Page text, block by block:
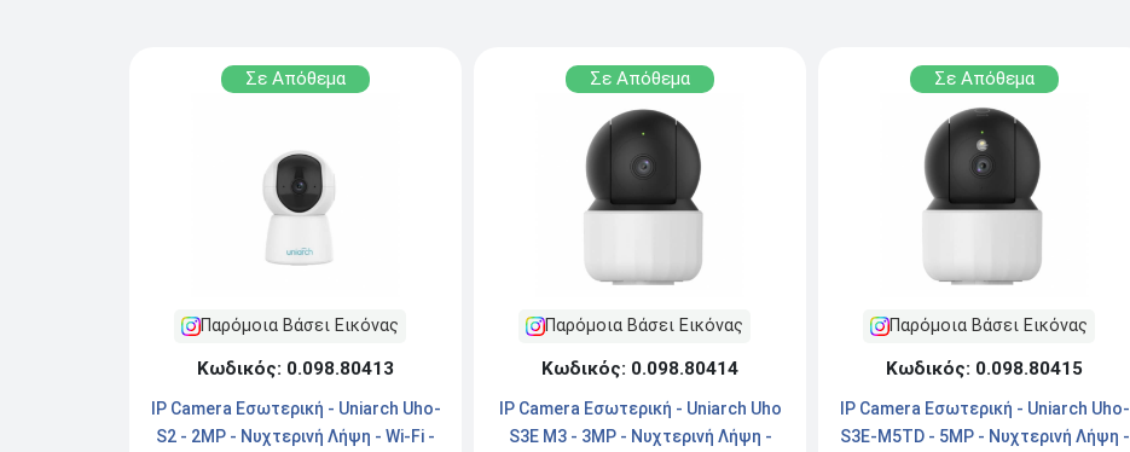
Σε Απόθεμα
Παρόμοια Βάσει Εικόνας
Κωδικός: 0.098.80413
IP Camera Εσωτερική - Uniarch Uho-
S2 - 2MP - Νυχτερινή Λήψη - Wi-Fi -
Σε Απόθεμα
Παρόμοια Βάσει Εικόνας
Κωδικός: 0.098.80414
IP Camera Εσωτερική - Uniarch Uho
S3E M3 - 3MP - Νυχτερινή Λήψη -
Σε Απόθεμα
Παρόμοια Βάσει Εικόνας
Κωδικός: 0.098.80415
IP Camera Εσωτερική - Uniarch Uho-
S3E-M5TD - 5MP - Νυχτερινή Λήψη -